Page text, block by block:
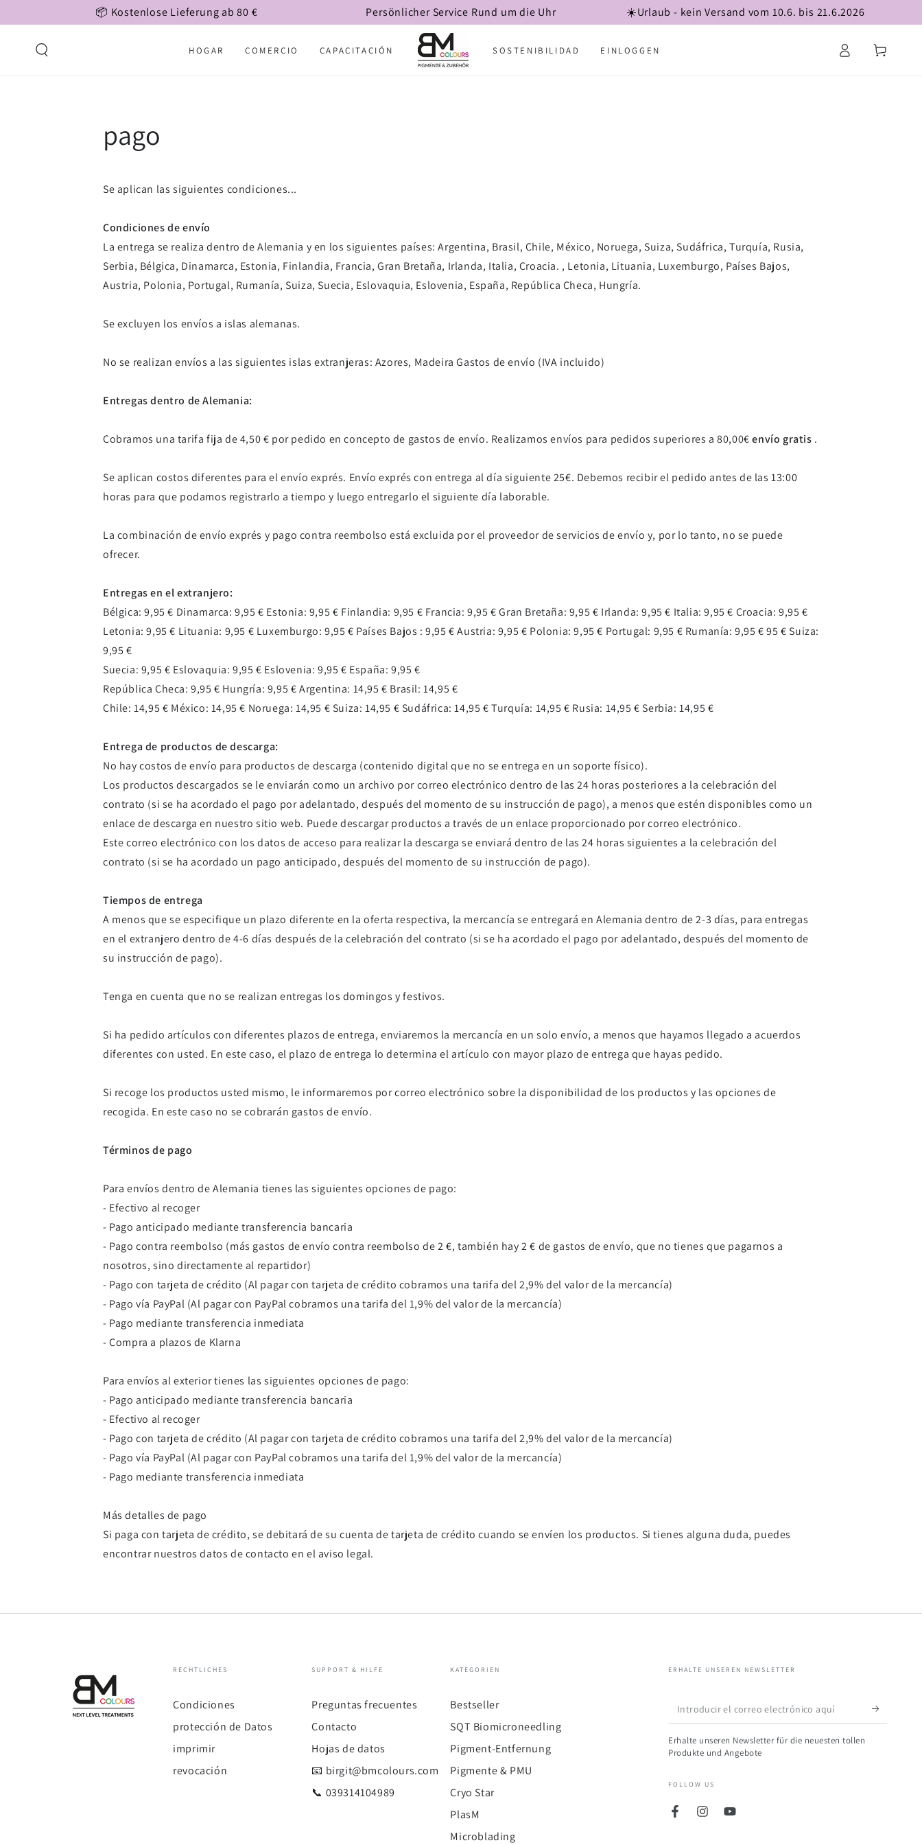
IR AL CONTENIDO📦 Kostenlose Lieferung ab 80 € Persönlicher Service Rund um die Uhr ☀️Urlaub - kein Versand vom 10.6. bis 21.6.2026
HOGAR COMERCIO CAPACITACIÓN SOSTENIBILIDAD EINLOGGEN
sesión
Carrito
pago
Se aplican las siguientes condiciones...
Condiciones de envío
La entrega se realiza dentro de Alemania y en los siguientes países: Argentina, Brasil, Chile, México, Noruega, Suiza, Sudáfrica, Turquía, Rusia,
Serbia, Bélgica, Dinamarca, Estonia, Finlandia, Francia, Gran Bretaña, Irlanda, Italia, Croacia. , Letonia, Lituania, Luxemburgo, Países Bajos,
Austria, Polonia, Portugal, Rumanía, Suiza, Suecia, Eslovaquia, Eslovenia, España, República Checa, Hungría.
Se excluyen los envíos a islas alemanas.
No se realizan envíos a las siguientes islas extranjeras: Azores, Madeira Gastos de envío (IVA incluido)
Entregas dentro de Alemania:
Cobramos una tarifa fija de 4,50 € por pedido en concepto de gastos de envío. Realizamos envíos para pedidos superiores a 80,00€ envío gratis .
Se aplican costos diferentes para el envío exprés. Envío exprés con entrega al día siguiente 25€. Debemos recibir el pedido antes de las 13:00
horas para que podamos registrarlo a tiempo y luego entregarlo el siguiente día laborable.
La combinación de envío exprés y pago contra reembolso está excluida por el proveedor de servicios de envío y, por lo tanto, no se puede
ofrecer.
Entregas en el extranjero:
Bélgica: 9,95 € Dinamarca: 9,95 € Estonia: 9,95 € Finlandia: 9,95 € Francia: 9,95 € Gran Bretaña: 9,95 € Irlanda: 9,95 € Italia: 9,95 € Croacia: 9,95 €
Letonia: 9,95 € Lituania: 9,95 € Luxemburgo: 9,95 € Países Bajos : 9,95 € Austria: 9,95 € Polonia: 9,95 € Portugal: 9,95 € Rumanía: 9,95 € 95 € Suiza:
9,95 €
Suecia: 9,95 € Eslovaquia: 9,95 € Eslovenia: 9,95 € España: 9,95 €
República Checa: 9,95 € Hungría: 9,95 € Argentina: 14,95 € Brasil: 14,95 €
Chile: 14,95 € México: 14,95 € Noruega: 14,95 € Suiza: 14,95 € Sudáfrica: 14,95 € Turquía: 14,95 € Rusia: 14,95 € Serbia: 14,95 €
Entrega de productos de descarga:
No hay costos de envío para productos de descarga (contenido digital que no se entrega en un soporte físico).
Los productos descargados se le enviarán como un archivo por correo electrónico dentro de las 24 horas posteriores a la celebración del
contrato (si se ha acordado el pago por adelantado, después del momento de su instrucción de pago), a menos que estén disponibles como un
enlace de descarga en nuestro sitio web. Puede descargar productos a través de un enlace proporcionado por correo electrónico.
Este correo electrónico con los datos de acceso para realizar la descarga se enviará dentro de las 24 horas siguientes a la celebración del
contrato (si se ha acordado un pago anticipado, después del momento de su instrucción de pago).
Tiempos de entrega
A menos que se especifique un plazo diferente en la oferta respectiva, la mercancía se entregará en Alemania dentro de 2-3 días, para entregas
en el extranjero dentro de 4-6 días después de la celebración del contrato (si se ha acordado el pago por adelantado, después del momento de
su instrucción de pago).
Tenga en cuenta que no se realizan entregas los domingos y festivos.
Si ha pedido artículos con diferentes plazos de entrega, enviaremos la mercancía en un solo envío, a menos que hayamos llegado a acuerdos
diferentes con usted. En este caso, el plazo de entrega lo determina el artículo con mayor plazo de entrega que hayas pedido.
Si recoge los productos usted mismo, le informaremos por correo electrónico sobre la disponibilidad de los productos y las opciones de
recogida. En este caso no se cobrarán gastos de envío.
Términos de pago
Para envíos dentro de Alemania tienes las siguientes opciones de pago:
- Efectivo al recoger
- Pago anticipado mediante transferencia bancaria
- Pago contra reembolso (más gastos de envío contra reembolso de 2 €, también hay 2 € de gastos de envío, que no tienes que pagarnos a
nosotros, sino directamente al repartidor)
- Pago con tarjeta de crédito (Al pagar con tarjeta de crédito cobramos una tarifa del 2,9% del valor de la mercancía)
- Pago vía PayPal (Al pagar con PayPal cobramos una tarifa del 1,9% del valor de la mercancía)
- Pago mediante transferencia inmediata
- Compra a plazos de Klarna
Para envíos al exterior tienes las siguientes opciones de pago:
- Pago anticipado mediante transferencia bancaria
- Efectivo al recoger
- Pago con tarjeta de crédito (Al pagar con tarjeta de crédito cobramos una tarifa del 2,9% del valor de la mercancía)
- Pago vía PayPal (Al pagar con PayPal cobramos una tarifa del 1,9% del valor de la mercancía)
- Pago mediante transferencia inmediata
Más detalles de pago
Si paga con tarjeta de crédito, se debitará de su cuenta de tarjeta de crédito cuando se envíen los productos. Si tienes alguna duda, puedes
encontrar nuestros datos de contacto en el aviso legal.
RECHTLICHES
Condiciones
protección de Datos
imprimir
revocación
SUPPORT & HILFE
Preguntas frecuentes
Contacto
Hojas de datos
📧 birgit@bmcolours.com
📞 039314104989
KATEGORIEN
Bestseller
SQT Biomicroneedling
Pigment-Entfernung
Pigmente & PMU
Cryo Star
PlasM
Microblading
ERHALTE UNSEREN NEWSLETTER
Introducir
el
correo
aquí
Erhalte unseren Newsletter für die neuesten tollen
Produkte und Angebote
FOLLOW US
FacebookInstagramYouTube